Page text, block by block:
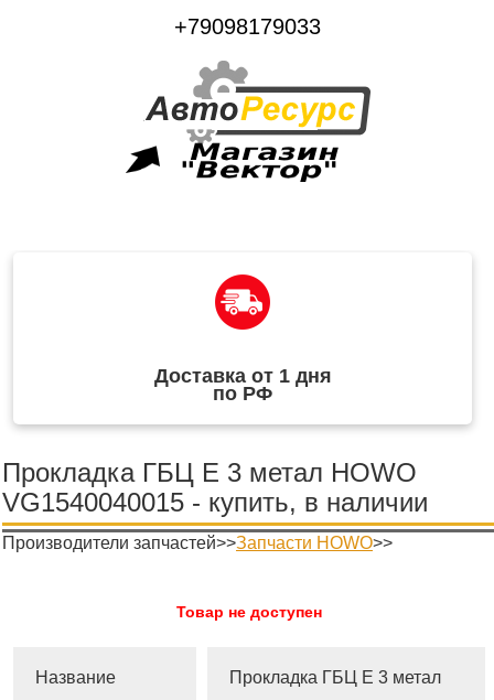
+79098179033
Доставка от 1 дня
по РФ
Прокладка ГБЦ Е 3 метал HOWO
VG1540040015 - купить, в наличии
Производители запчастей>>Запчасти HOWO>>
Товар не доступен
Название Прокладка ГБЦ Е 3 метал